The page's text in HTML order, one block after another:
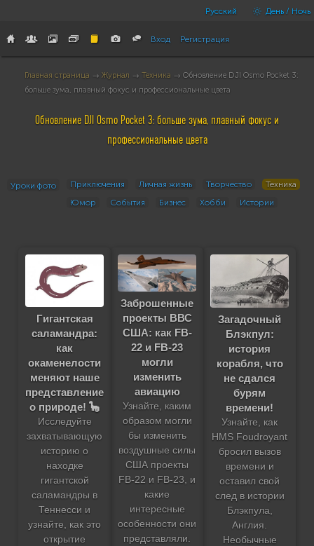
Русский День / Ночь
Вход Регистрация
Главная страница → Журнал → Техника → Обновление DJI Osmo Pocket 3:
больше зума, плавный фокус и профессиональные цвета
Обновление DJI Osmo Pocket 3: больше зума, плавный фокус и
профессиональные цвета
Уроки фото Приключения Личная жизнь Творчество
Техника
Юмор
События Бизнес Хобби Истории
Гигантская
саламандра:
как
окаменелости
меняют наше
представление
о природе! 🦕
Исследуйте
захватывающую
историю о
находке
гигантской
саламандры в
Теннесси и
узнайте, как это
открытие
Заброшенные
проекты ВВС
США: как FB-
22 и FB-23
могли
изменить
авиацию
Узнайте, каким
образом могли
бы изменить
воздушные силы
США проекты
FB-22 и FB-23, и
какие
интересные
особенности они
представляли.
Загадочный
Блэкпул:
история
корабля, что
не сдался
бурям
времени!
Узнайте, как
HMS Foudroyant
бросил вызов
времени и
оставил свой
след в истории
Блэкпула,
Англия.
Необычные